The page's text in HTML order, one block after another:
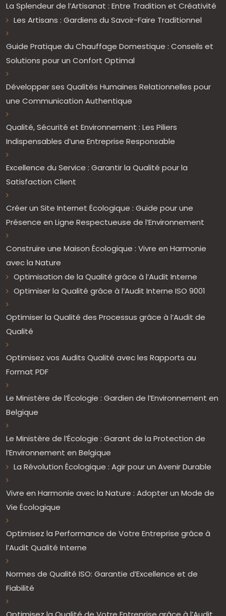
La Splendeur de l’Artisanat : Entre Tradition et Créativité
Les Artisans : Gardiens du Savoir-Faire Traditionnel
Guide Pratique du Chauffage Domestique : Conseils et
Solutions pour un Confort Optimal
Développer ses Qualités Humaines Relationnelles pour
une Communication Authentique
Qualité, Sécurité et Environnement : Les Piliers
Indispensables d’une Entreprise Responsable
Excellence du Service : Garantir la Qualité pour la
Satisfaction Client
Créer un Site Internet Écologique : Guide pour une
Présence en Ligne Respectueuse de l’Environnement
Construire une Maison Écologique : Vivre en Harmonie
avec la Nature
Optimisation de la Qualité grâce à l’Audit Interne
Optimiser la Qualité grâce à l’Audit Interne ISO 9001
Optimiser la Qualité des Processus grâce à l’Audit de
Qualité
Optimisez vos Audits Qualité avec les Rapports au
Format PDF
Le Ministère de l’Écologie : Gardien de l’Environnement en
Belgique
Le Ministère de l’Écologie : Garant de la Protection de
l’Environnement en Belgique
La Révolution Écologique : Agir pour un Avenir Durable
Vivre en Harmonie avec la Nature : Adopter un Mode de
Vie Écologique
Optimisez la Performance de Votre Entreprise grâce à
l’Audit Qualité Interne
Normes de Qualité ISO: Garantie d’Excellence et de
Fiabilité